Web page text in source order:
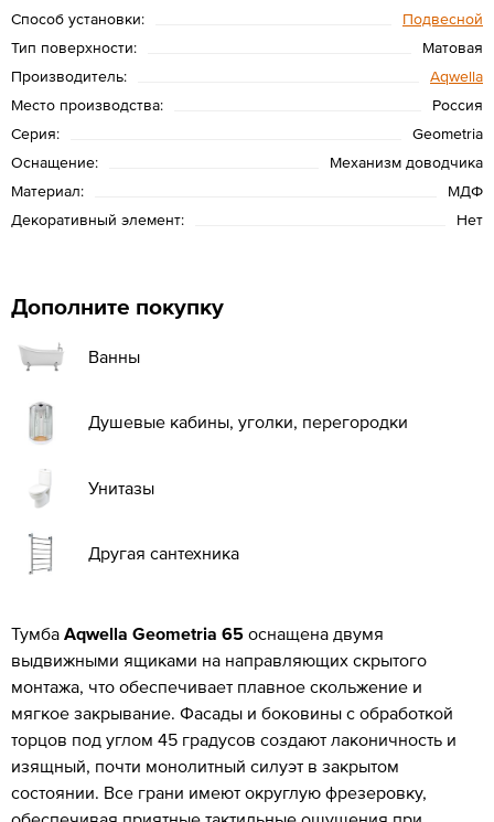
Способ установки:
Подвесной
Тип поверхности:
Матовая
Производитель:
Aqwella
Место производства:
Россия
Серия:
Geometria
Оснащение:
Механизм доводчика
Материал:
МДФ
Декоративный элемент:
Нет
Дополните покупку
Ванны
Душевые кабины, уголки, перегородки
Унитазы
Другая сантехника
Тумба Aqwella Geometria 65 оснащена двумя
выдвижными ящиками на направляющих скрытого
монтажа, что обеспечивает плавное скольжение и
мягкое закрывание. Фасады и боковины с обработкой
торцов под углом 45 градусов создают лаконичность и
изящный, почти монолитный силуэт в закрытом
состоянии. Все грани имеют округлую фрезеровку,